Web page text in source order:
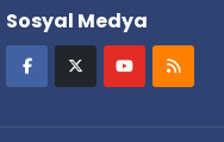
Sosyal Medya